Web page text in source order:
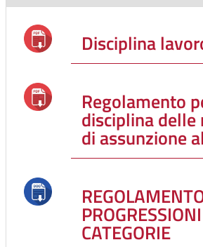
Disciplina
Regolamento
disciplina
di assunzione
CATEGORIE